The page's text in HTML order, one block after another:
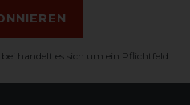
handelt es sich um ein Pflichtfeld.